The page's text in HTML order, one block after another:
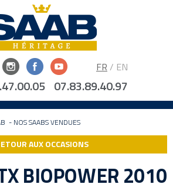
07.83.89.40.97
FR / EN
- NOS SAABS VENDUES
BIOPOWER 2010
AUX OCCASIONS